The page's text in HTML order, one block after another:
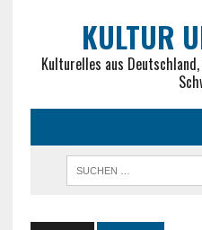
KULTUR
Kulturelles aus